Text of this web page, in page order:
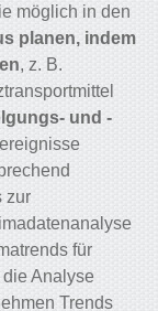
möglich in den
planen, indem
, z. B.
und -
zur
für
Analyse
Trends